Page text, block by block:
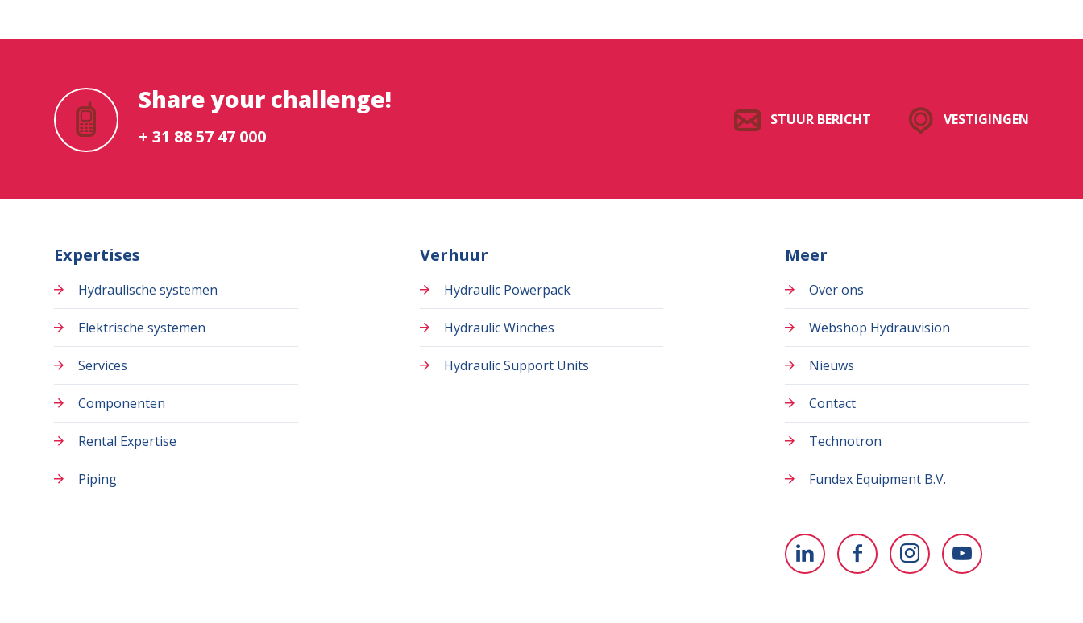
Share your challenge!
+ 31 88 57 47 000
STUUR BERICHT VESTIGINGEN
Expertises
Hydraulische systemen
Elektrische systemen
Services
Componenten
Rental Expertise
Piping
Verhuur
Hydraulic Powerpack
Hydraulic Winches
Hydraulic Support Units
Meer
Over ons
Webshop Hydrauvision
Nieuws
Contact
Technotron
Fundex Equipment B.V.